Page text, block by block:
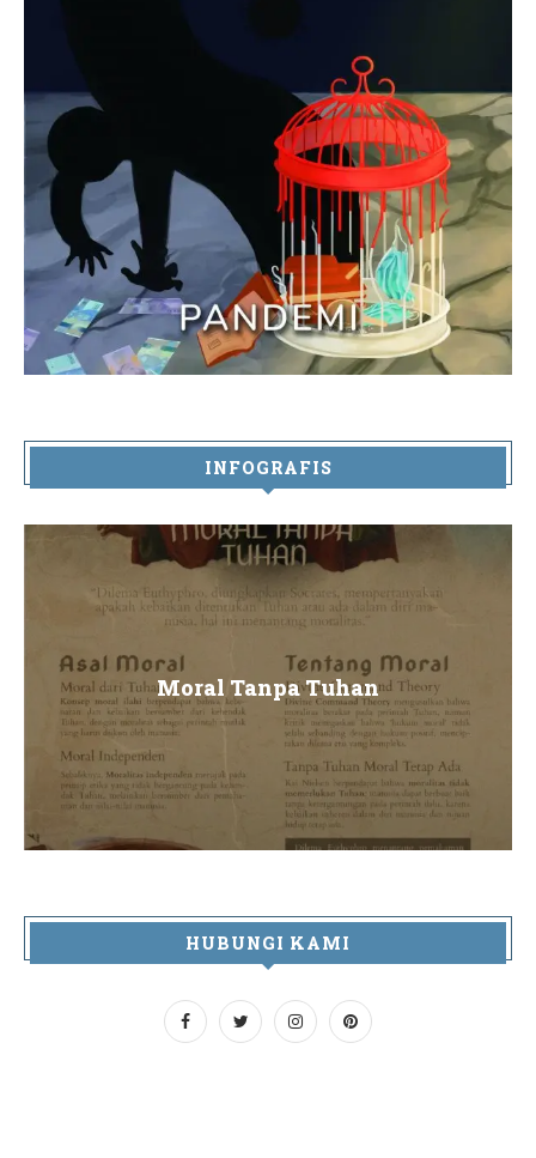
INFOGRAFIS
Moral Tanpa Tuhan
HUBUNGI KAMI